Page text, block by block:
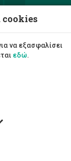
Σχολών
cookies
να εξασφαλίσει
εδώ.